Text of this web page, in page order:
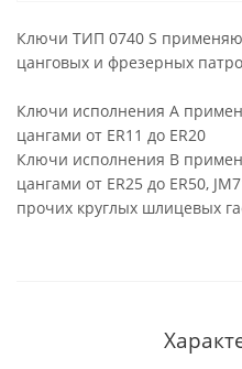
Ключи ТИП 0740 S
цанговых и фрезерных
Ключи исполнения А
цангами от ER11 до ER20
Ключи исполнения В
цангами от ER25 до ER50,
прочих круглых шлицевых